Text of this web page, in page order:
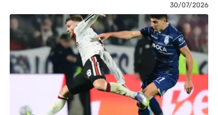
30/07/2026